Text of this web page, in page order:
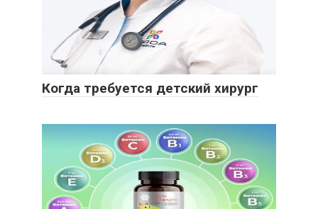
Когда требуется детский хирург